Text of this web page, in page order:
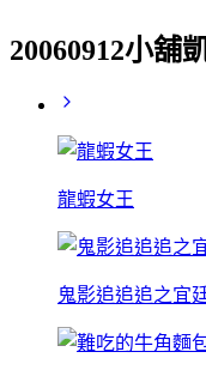
20060912小舖
龍蝦女王
鬼影追追追之宜